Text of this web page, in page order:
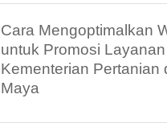
Cara Mengoptimalkan
untuk Promosi Layanan
Kementerian Pertanian
Maya